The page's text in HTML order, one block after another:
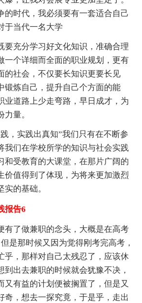
的时代，我必须要有一套适合自己
于当代一名大学
充分学习好文化知识，准确合理
一个详细而全面的职业规划，更有
的社会，不仅要长知识更要长见
锻炼自己，提升自己个方面的能
业道路上少走弯路，早日成才，为
量。
实践出真知”我们只有在不断参
我们在学校所学的知识与社会实践
和受教育的大课堂，在那片广阔的
价值得到了体现，为将来更加激烈
的基础。
报告6
了做兼职的念头，大概是在高考
是那时候又因为觉得刚考完高考，
乎，那样对自己太残忍了，应该休
到出去兼职的时候就会犹豫不决，
又有益的计划便被搁置了，但是又
奇，想去一探究竟，于是乎，走出